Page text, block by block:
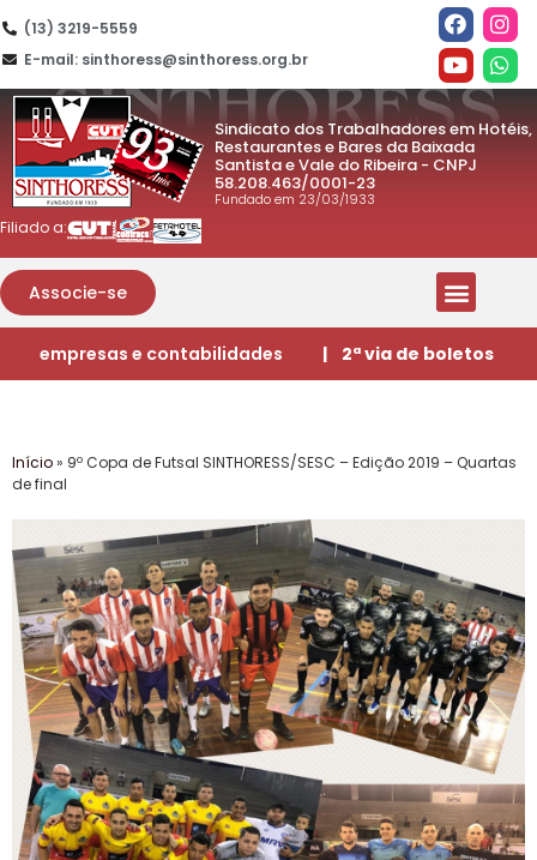
(13) 3219-5559
E-mail: sinthoress@sinthoress.org.br
Sindicato dos Trabalhadores em Hotéis,
Restaurantes e Bares da Baixada
Santista e Vale do Ribeira - CNPJ
58.208.463/0001-23
Fundado em 23/03/1933
Filiado a:
Associe-se
empresas e contabilidades | 2ª via de boletos
Início» 9º Copa de Futsal SINTHORESS/SESC – Edição 2019 – Quartas
de final